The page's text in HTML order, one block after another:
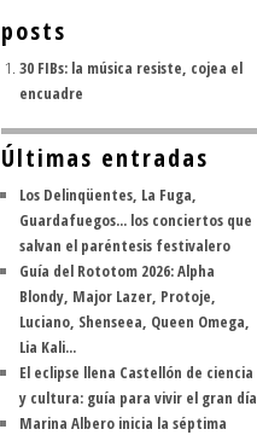
posts
30 FIBs: la música resiste, cojea el
encuadre
Últimas entradas
Los Delinqüentes, La Fuga,
Guardafuegos... los conciertos que
salvan el paréntesis festivalero
Guía del Rototom 2026: Alpha
Blondy, Major Lazer, Protoje,
Luciano, Shenseea, Queen Omega,
Lia Kali...
El eclipse llena Castellón de ciencia
y cultura: guía para vivir el gran día
Marina Albero inicia la séptima